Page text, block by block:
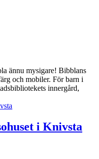
ännu mysigare! Bibblans
och mobiler. För barn i
innergård,
i Knivsta